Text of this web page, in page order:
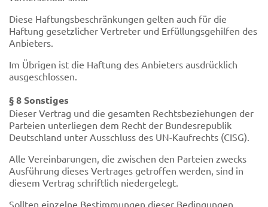
Diese Haftungsbeschränkungen gelten auch für die
Haftung gesetzlicher Vertreter und Erfüllungsgehilfen des
Anbieters.
Im Übrigen ist die Haftung des Anbieters ausdrücklich
ausgeschlossen.
§ 8 Sonstiges
Dieser Vertrag und die gesamten Rechtsbeziehungen der
Parteien unterliegen dem Recht der Bundesrepublik
Deutschland unter Ausschluss des UN-Kaufrechts (CISG).
Alle Vereinbarungen, die zwischen den Parteien zwecks
Ausführung dieses Vertrages getroffen werden, sind in
diesem Vertrag schriftlich niedergelegt.
Sollten einzelne Bestimmungen dieser Bedingungen